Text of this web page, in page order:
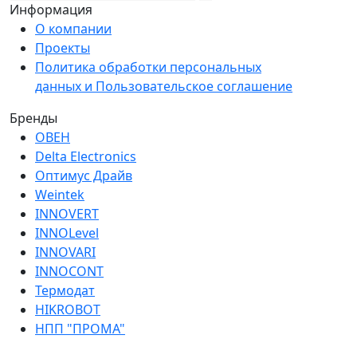
Информация
О компании
Проекты
Политика обработки персональных
данных и Пользовательское соглашение
Бренды
ОВЕН
Delta Electronics
Оптимус Драйв
Weintek
INNOVERT
INNOLevel
INNOVARI
INNOCONT
Термодат
HIKROBOT
НПП "ПРОМА"